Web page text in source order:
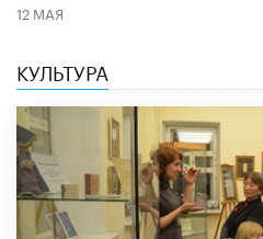
12 МАЯ
КУЛЬТУРА